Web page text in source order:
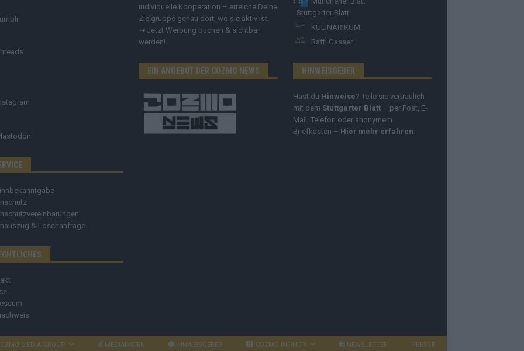
& Löschanfrage
individuelle Kooperation – erreiche Deine
Zielgruppe genau dort, wo sie aktiv ist.
➔ Jetzt Werbung buchen & sichtbar
werden!
EIN ANGEBOT DER COZMO NEWS
Stuttgarter Blatt
KULINARIKUM.
Raffi Gasser
HINWEISGEBER
Hast du Hinweise? Teile sie vertraulich
mit dem Stuttgarter Blatt – per Post, E-
Mail, Telefon oder anonymem
Briefkasten – Hier mehr erfahren
MEDIA GROUP MEDIADATEN HINWEISGEBER COZMO INFINITY NEWSLETTER PRESSE